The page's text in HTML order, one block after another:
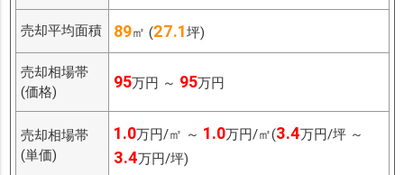
売却平均面積 89㎡ (27.1坪)
売却相場帯
(価格)
95万円 ～ 95万円
売却相場帯
(単価)
1.0万円/㎡ ～ 1.0万円/㎡(3.4万円/坪 ～
3.4万円/坪)